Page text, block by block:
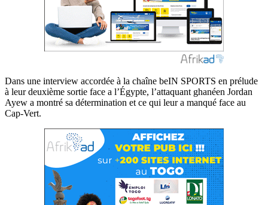
Dans une interview accordée à la chaîne beIN SPORTS en prélude
à leur deuxième sortie face a l’Égypte, l’attaquant ghanéen Jordan
Ayew a montré sa détermination et ce qui leur a manqué face au
Cap-Vert.